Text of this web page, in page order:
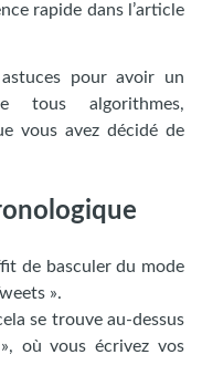
rapide dans l’article
pour avoir un
tous algorithmes,
vous avez décidé de
de basculer du mode
».
se trouve au-dessus
où vous écrivez vos